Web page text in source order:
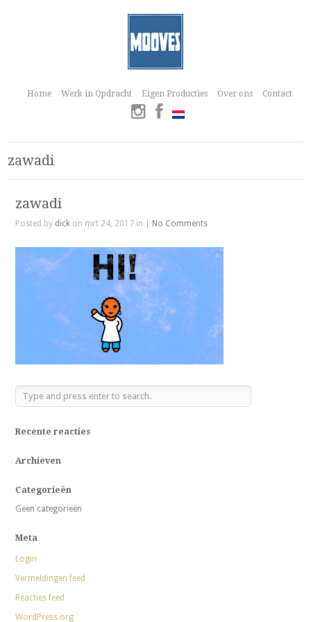
Home Werk in Opdracht Eigen Producties Over ons Contact
zawadi
zawadi
Posted by dickon mrt 24, 2017 in | No Comments
Recente reacties
Archieven
Categorieën
Geen categorieën
Meta
Login
Vermeldingen feed
Reacties feed
WordPress.org